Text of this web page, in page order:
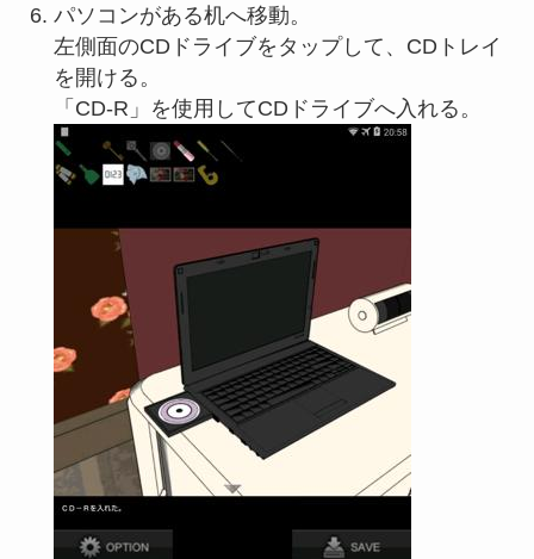
パソコンがある机へ移動。
左側面のCDドライブをタップして、CDトレイ
を開ける。
「CD-R」を使用してCDドライブへ入れる。